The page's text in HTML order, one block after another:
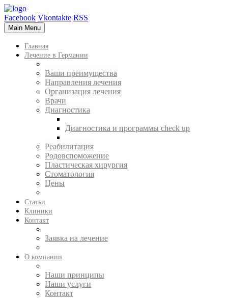
Facebook Vkontakte RSS
Main Menu
Главная
Лечение в Германии
Ваши преимущества
Направления лечения
Организация лечения
Врачи
Диагностика
Диагностика и программы check up
Реабилитация
Родовспоможение
Пластическая хирургия
Стоматология
Цены
Статьи
Клиники
Контакт
Заявка на лечение
О компании
Наши принципы
Наши услуги
Контакт